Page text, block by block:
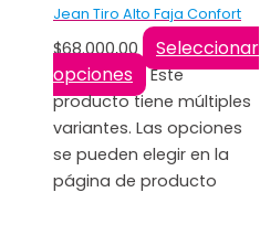
Jean Tiro Alto Faja Confort
$68.000,00
Seleccionar
opciones
Este
producto tiene múltiples
variantes. Las opciones
se pueden elegir en la
página de producto